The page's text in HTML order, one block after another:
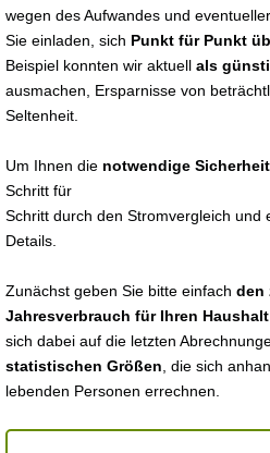
wegen des Aufwandes und
Sie einladen, sich Punkt für Punkt
Beispiel konnten wir aktuell als
ausmachen, Ersparnisse von
Seltenheit.
Um Ihnen die notwendige Sicherheit
Schritt für
Schritt durch den Stromvergleich und
Details.
Zunächst geben Sie bitte einfach den
Jahresverbrauch für Ihren Haushalt
sich dabei auf die letzten
statistischen Größen , die sich
lebenden Personen errechnen.